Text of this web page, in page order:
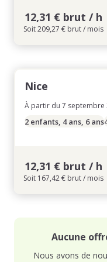
12,31 € brut / h
Soit 209,27 € brut / mois
Nice
À partir du 7 septembre
2 enfants, 4 ans, 6 ans
12,31 € brut / h
Soit 167,42 € brut / mois
Aucune
Nous avons de